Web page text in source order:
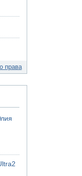
права